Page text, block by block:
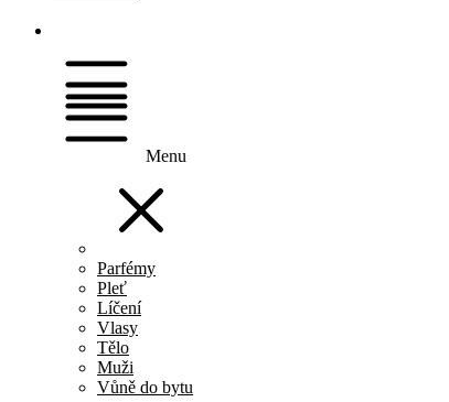
Menu
Parfémy
Pleť
Líčení
Vlasy
Tělo
Muži
Vůně do bytu